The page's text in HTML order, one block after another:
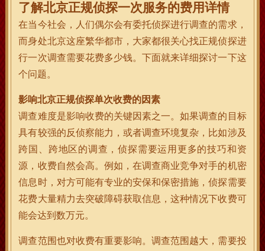
了解北京正规侦探一次服务的费用详情
在当今社会，人们偶尔会有委托侦探进行调查的需求，
而身处北京这座繁华都市，大家都很关心找正规侦探进
行一次调查需要花费多少钱。下面就来详细探讨一下这
个问题。
影响北京正规侦探单次收费的因素
调查难度是影响收费的关键因素之一。如果调查的目标
具有较强的反侦察能力，或者调查环境复杂，比如涉及
跨国、跨地区的调查，侦探需要运用更多的技巧和资
源，收费自然会高。例如，在调查商业竞争对手的机密
信息时，对方可能有专业的安保和保密措施，侦探需要
花费大量精力去突破障碍获取信息，这种情况下收费可
能会达到数万元。
调查范围也对收费有重要影响。调查范围越大，需要投